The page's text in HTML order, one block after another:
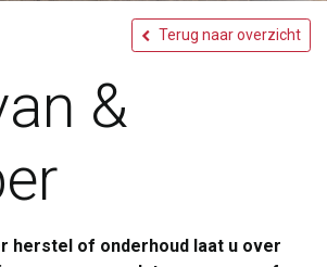
&
Terug naar overzicht
herstel of onderhoud laat u over